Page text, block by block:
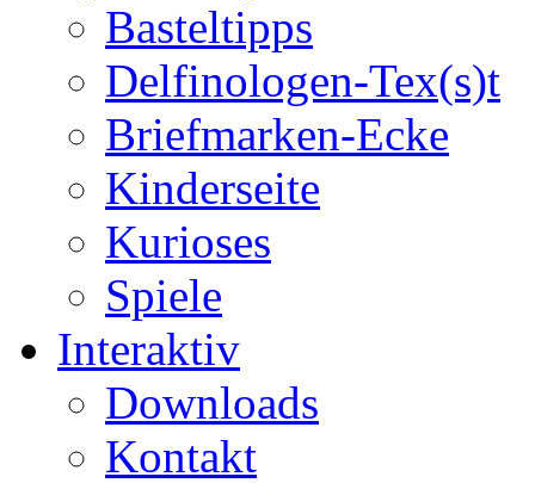
Basteltipps
Delfinologen-Tex(s)t
Briefmarken-Ecke
Kinderseite
Kurioses
Spiele
Interaktiv
Downloads
Kontakt